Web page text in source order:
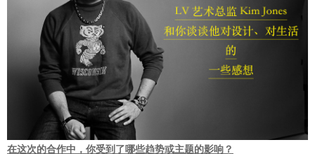
在这次的合作中，你受到了哪些趋势或主题的影响？